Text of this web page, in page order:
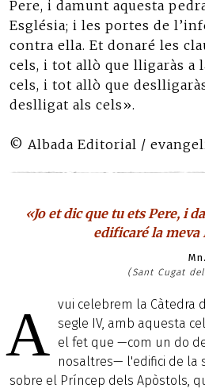
Pere, i damunt aquesta
Església; i les portes de
contra ella. Et donaré les
cels, i tot allò que lligaràs a
cels, i tot allò que
deslligat als cels».
© Albada Editorial /
«Jo et dic que tu ets Pere, i
edificaré la meva
(Sant Cugat
A vui celebrem la Càtedra
segle IV, amb aquesta
el fet que —com un do
nosaltres— l'edifici de la
sobre el Príncep dels Apòstols,